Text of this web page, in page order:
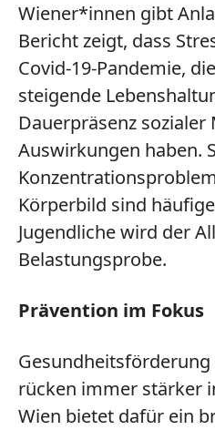
Wiener*innen gibt
Bericht zeigt, dass
Covid-19-Pandemie,
steigende
Dauerpräsenz
Auswirkungen haben.
Körperbild sind
Jugendliche wird der
Belastungsprobe.
Prävention im Fokus
rücken immer stärker
Wien bietet dafür ein